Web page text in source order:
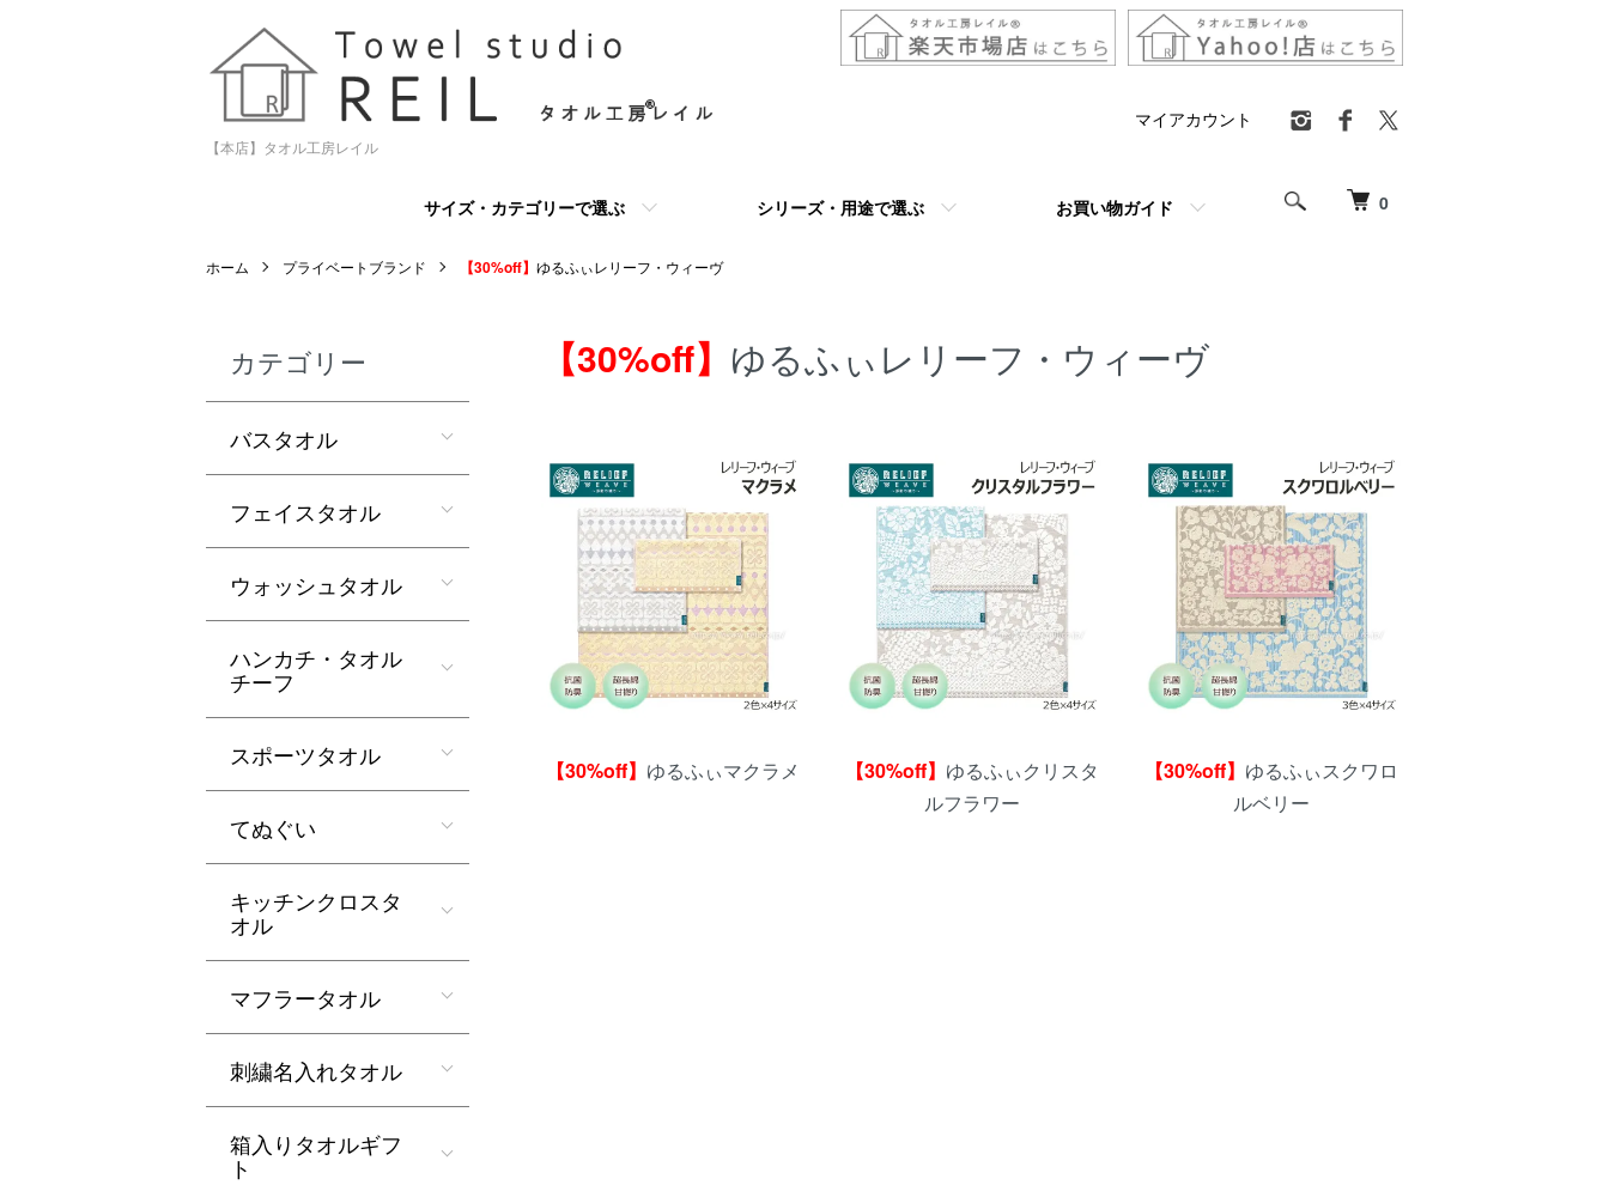
【本店】タオル工房レイル
0
サイズ・カテゴリーで選ぶ シリーズ・用途で選ぶ お買い物ガイド
マイアカウント
ホーム プライベートブランド 【30%off】 ゆるふぃレリーフ・ウィーヴ
【30%off】 ゆるふぃレリーフ・ウィーヴ
【30%off】 ゆるふぃマクラメ 【30%off】 ゆるふぃクリスタ
ルフラワー
【30%off】 ゆるふぃスクワロ
ルベリー
カテゴリー
バスタオル
フェイスタオル
ウォッシュタオル
ハンカチ・タオル
チーフ
スポーツタオル
てぬぐい
キッチンクロスタ
オル
マフラータオル
刺繍名入れタオル
箱入りタオルギフ
ト